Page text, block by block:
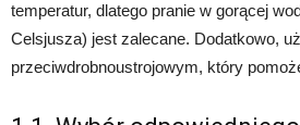
temperatur, dlatego pranie w gorącej
Celsjusza) jest zalecane. Dodatkowo,
przeciwdrobnoustrojowym, który